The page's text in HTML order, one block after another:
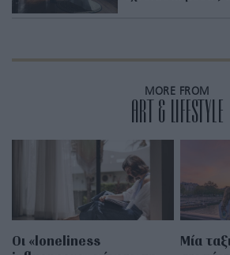
MORE FROM
ART & LIFESTYLE
Οι «loneliness
Μία